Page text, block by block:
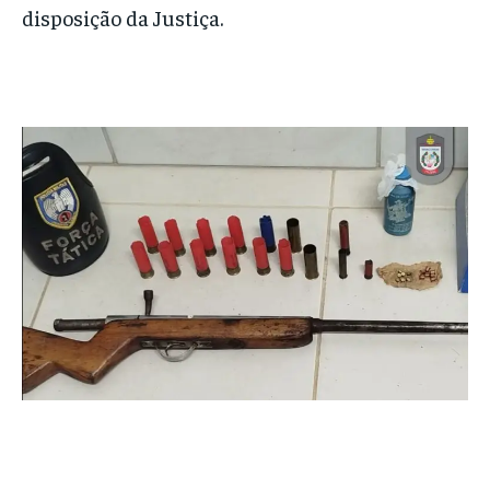
disposição da Justiça.